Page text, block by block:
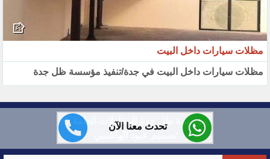
تحدث معنا الآن
مظلات سيارات داخل البيت
مظلات سيارات داخل البيت في جدة/تنفيذ مؤسسة ظل جدة
مؤسسة ظل جدة للمقاولات العامة ©